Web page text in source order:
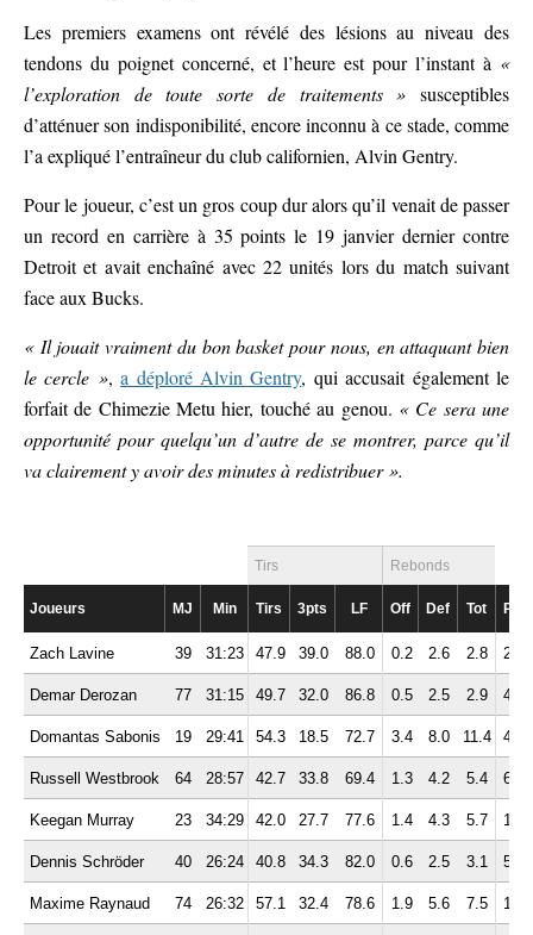
Les premiers examens ont révélé des lésions au niveau des
tendons du poignet concerné, et l’heure est pour l’instant à «
l’exploration de toute sorte de traitements » susceptibles
d’atténuer son indisponibilité, encore inconnu à ce stade, comme
l’a expliqué l’entraîneur du club californien, Alvin Gentry.
Pour le joueur, c’est un gros coup dur alors qu’il venait de passer
un record en carrière à 35 points le 19 janvier dernier contre
Detroit et avait enchaîné avec 22 unités lors du match suivant
face aux Bucks.
« Il jouait vraiment du bon basket pour nous, en attaquant bien
le cercle »,a déploré Alvin Gentry, qui accusait également le
forfait de Chimezie Metu hier, touché au genou. « Ce sera une
opportunité pour quelqu’un d’autre de se montrer, parce qu’il
va clairement y avoir des minutes à redistribuer ».
Tirs Rebonds
Joueurs MJ Min Tirs 3pts LF Off Def Tot Pd
Zach Lavine 39 31:23 47.9 39.0 88.0 0.2 2.6 2.8 2.3
Demar Derozan 77 31:15 49.7 32.0 86.8 0.5 2.5 2.9 4.1
Domantas Sabonis 19 29:41 54.3 18.5 72.7 3.4 8.0 11.4 4.1
Russell Westbrook 64 28:57 42.7 33.8 69.4 1.3 4.2 5.4 6.7
Keegan Murray 23 34:29 42.0 27.7 77.6 1.4 4.3 5.7 1.7
Dennis Schröder 40 26:24 40.8 34.3 82.0 0.6 2.5 3.1 5.3
Maxime Raynaud 74 26:32 57.1 32.4 78.6 1.9 5.6 7.5 1.4